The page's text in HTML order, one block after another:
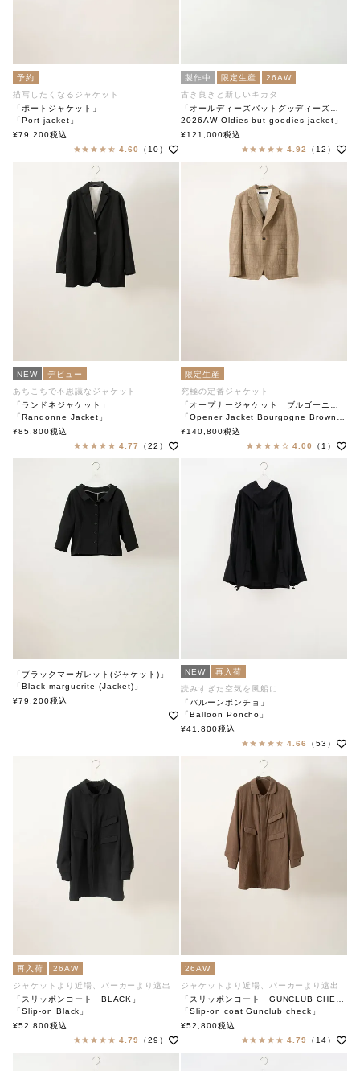
予約
描写したくなるジャケット
「ポートジャケット」
「Port jacket」
soutiencollar(ステンカラー)
¥79,200税込
4.60
（10）
製作中 限定生産
26AW
古き良きと新しいキカタ
2026AW Oldies but goodies jacket」
soutiencollar（ステンカラー）
¥121,000税込
4.92
（12）
NEW
デビュー
あちこちで不思議なジャケット
「ランドネジャケット」
「Randonne Jacket」
soutiencollar（ステンカラー）
¥85,800税込
4.77
（22）
限定生産
究極の定番ジャケット
「オープナージャケット ブルゴーニュチェックブラウン」
「Opener Jacket Bourgogne Brown Check」
soutiencollar
¥140,800税込
4.00
（1）
「ブラックマーガレット(ジャケット)」
「Black marguerite (Jacket)」
soutiencollar（ステンカラー）
¥79,200税込
NEW
再入荷
読みすぎた空気を風船に
「バルーンポンチョ」
「Balloon Poncho」
soutiencollar（ステンカラー）
¥41,800税込
4.66
（53）
再入荷
26AW
ジャケットより近場、パーカーより遠出
「スリッポンコート BLACK」
「Slip-on Black」
soutiencollar（ステンカラー）
¥52,800税込
4.79
（29）
26AW
ジャケットより近場、パーカーより遠出
「スリッポンコート GUNCLUB CHECK」
「Slip-on coat Gunclub check」
soutiencollar（ステンカラー）
¥52,800税込
4.79
（14）